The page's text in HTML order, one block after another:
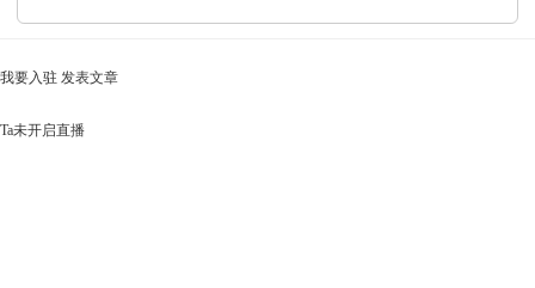
我要入驻 发表文章
Ta未开启直播